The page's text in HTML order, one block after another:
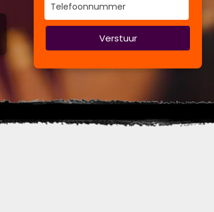
Verstuur